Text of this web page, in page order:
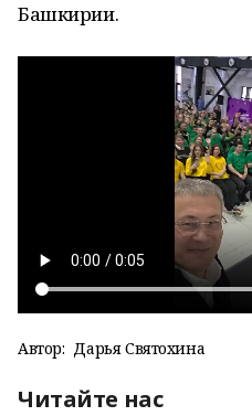
Башкирии.
Автор: Дарья Святохина
Читайте нас